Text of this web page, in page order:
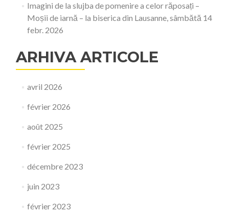
Imagini de la slujba de pomenire a celor răposați –
Moșii de iarnă – la biserica din Lausanne, sâmbătă 14
febr. 2026
ARHIVA ARTICOLE
avril 2026
février 2026
août 2025
février 2025
décembre 2023
juin 2023
février 2023